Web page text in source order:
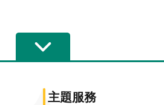
主題服務